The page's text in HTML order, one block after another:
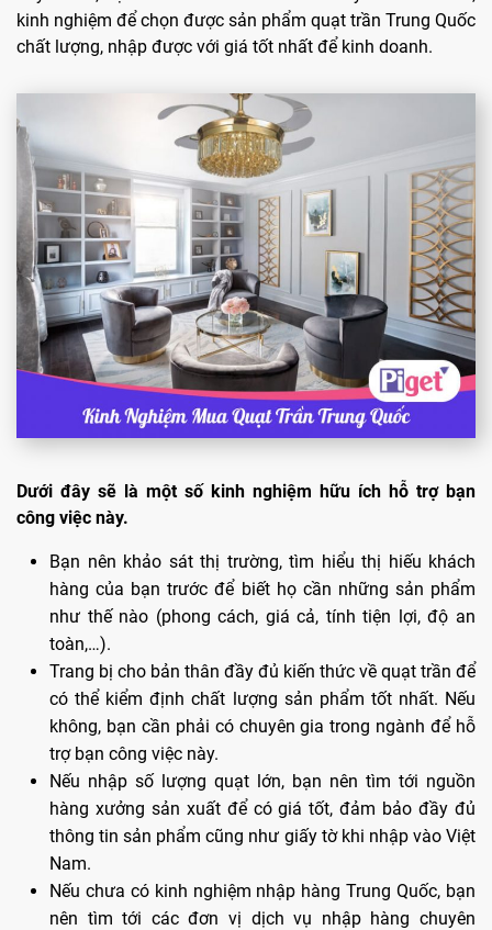
kinh nghiệm để chọn được sản phẩm quạt trần Trung Quốc
chất lượng, nhập được với giá tốt nhất để kinh doanh.
Dưới đây sẽ là một số kinh nghiệm hữu ích hỗ trợ bạn
công việc này.
Bạn nên khảo sát thị trường, tìm hiểu thị hiếu khách
hàng của bạn trước để biết họ cần những sản phẩm
như thế nào (phong cách, giá cả, tính tiện lợi, độ an
toàn,…).
Trang bị cho bản thân đầy đủ kiến thức về quạt trần để
có thể kiểm định chất lượng sản phẩm tốt nhất. Nếu
không, bạn cần phải có chuyên gia trong ngành để hỗ
trợ bạn công việc này.
Nếu nhập số lượng quạt lớn, bạn nên tìm tới nguồn
hàng xưởng sản xuất để có giá tốt, đảm bảo đầy đủ
thông tin sản phẩm cũng như giấy tờ khi nhập vào Việt
Nam.
Nếu chưa có kinh nghiệm nhập hàng Trung Quốc, bạn
nên tìm tới các đơn vị dịch vụ nhập hàng chuyên